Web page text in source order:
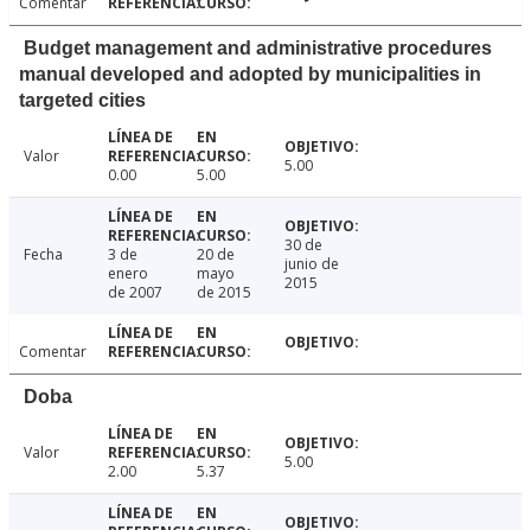
Budget management and administrative procedures
manual developed and adopted by municipalities in
targeted cities
Valor
0.00
5.00 5.00
Fecha
3 de
enero
de 2007
20 de
mayo
de 2015
30 de
junio de
2015
Comentar
Doba
Valor
2.00
5.37 5.00